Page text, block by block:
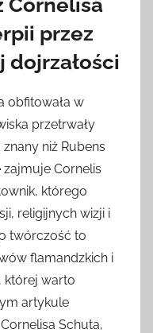
przez
dojrzałości
obfitowała w
przetrwały
niż Rubens
zajmuje Cornelis
którego
religijnych wizji i
twórczość to
flamandzkich i
której warto
artykule
Schuta,